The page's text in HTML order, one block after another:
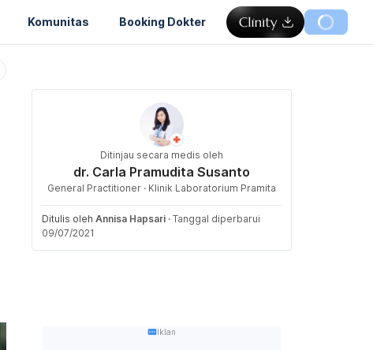
Komunitas Booking Dokter
Ditinjau secara medis oleh
dr. Carla Pramudita Susanto
General Practitioner · Klinik Laboratorium Pramita
Ditulis oleh Annisa Hapsari · Tanggal diperbarui
09/07/2021
Iklan